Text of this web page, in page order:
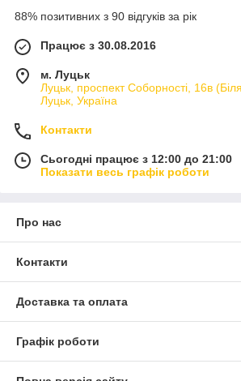
88% позитивних з 90 відгуків за рік
Працює з 30.08.2016
м. Луцьк
Луцьк, проспект Соборності, 16в
Луцьк, Україна
Контакти
Сьогодні працює з 12:00 до 21:00
Показати весь графік роботи
Про нас
Контакти
Доставка та оплата
Графік роботи